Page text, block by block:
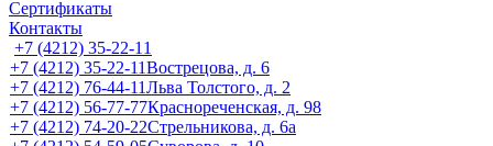
Сертификаты
Контакты
+7 (4212) 35-22-11
+7 (4212) 35-22-11Вострецова, д. 6
+7 (4212) 76-44-11Льва Толстого, д. 2
+7 (4212) 56-77-77Краснореченская, д. 98
+7 (4212) 74-20-22Стрельникова, д. 6а